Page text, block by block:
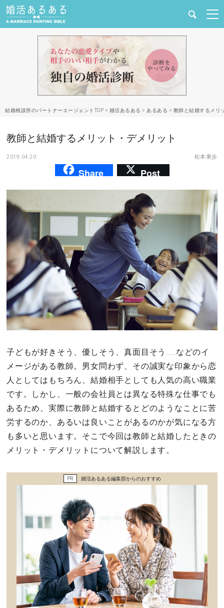
合コン・街コン
マッチングアプリ
あるある
その他
ドキドキ
仕事とキャリア
特集
占い・診断
ファッション・美容
グルメ
趣味・旅行
カルチャー・トレンド・芸能
驚き
結婚相談所のパートナーエージェントTOP > 婚活あるある > あるある > 教師と結婚するメリ
教師と結婚するメリット・デメリット
2019.04.20 松本果歩
Share Post
子どもが好きそう、優しそう、真面目そう……などのイ
メージがある教師。男女問わず、その誠実な印象から恋
人としてはもちろん、結婚相手としても人気の高い職業
です。しかし、一般の会社員とは異なる特殊な仕事でも
あるため、実際に教師と結婚するとどのようなことに苦
労するのか、あるいは良いことがあるのかが気になる方
も多いと思います。そこで今回は教師と結婚したときの
メリット・デメリットについて解説します。
PR 婚活あるある編集部からのおすすめ